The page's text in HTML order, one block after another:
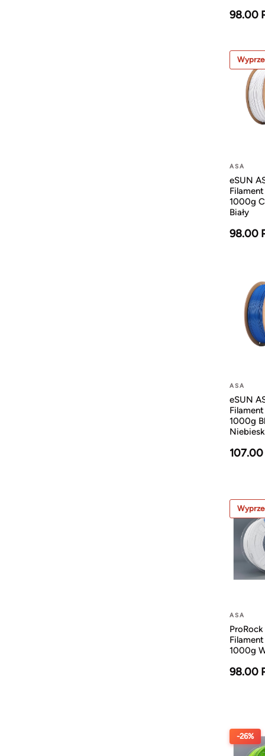
98.00
ASA
eSUN
1000g
Biały
98.00
ASA
eSUN
1000g
107.00
ASA
1000g
98.00
-26%